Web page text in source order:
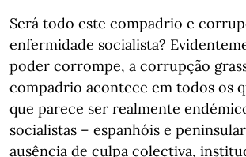
Será todo este compadrio e
enfermidade socialista?
poder corrompe, a corrupção
compadrio acontece em todos os
que parece ser realmente
socialistas – espanhóis e
ausência de culpa colectiva,